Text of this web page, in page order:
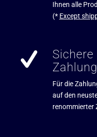
Ihnen alle
(* Except
Sichere
Zahlung
Für die
auf den
renommierter